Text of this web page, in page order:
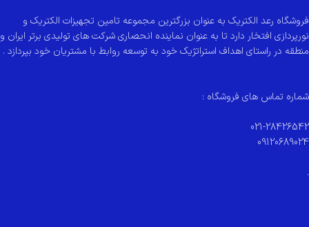
فروشگاه رعد الکتریک به عنوان بزرگترین مجموعه تامین تجهیزات الکتریک و
نورپردازی افتخار دارد تا به عنوان نماینده انحصاری شرکت های تولیدی برتر ایران و
منطقه در راستای اهداف استراتژیک خود به توسعه روابط با مشتریان خود بپردازد .
شماره تماس های فروشگاه :
021-28426542
09120689024
.